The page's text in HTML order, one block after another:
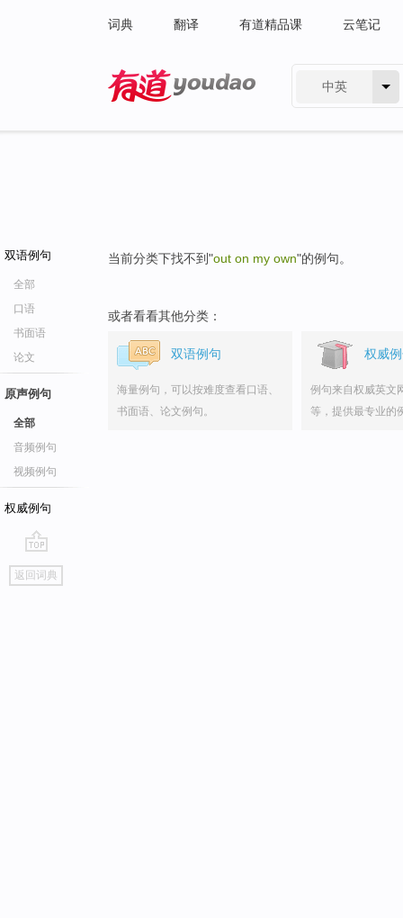
词典 翻译 有道精品课 云笔记
中英
双语例句
全部
口语
书面语
论文
原声例句
全部
音频例句
视频例句
权威例句
go
top
返回词典
当前分类下找不到"out on my own"的例句。
或者看看其他分类：
双语例句
海量例句，可以按难度查看口语、
书面语、论文例句。
权威
例句来自权威英文
等，提供最专业的